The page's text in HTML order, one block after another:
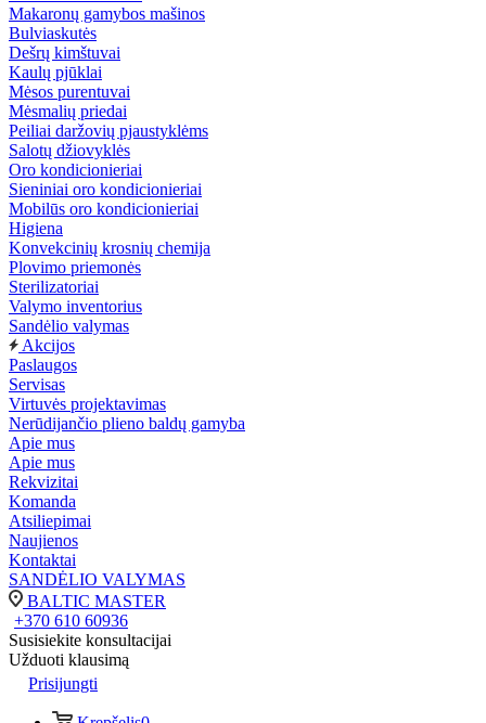
Makaronų gamybos mašinos
Bulviaskutės
Dešrų kimštuvai
Kaulų pjūklai
Mėsos purentuvai
Mėsmalių priedai
Peiliai daržovių pjaustyklėms
Salotų džiovyklės
Oro kondicionieriai
Sieniniai oro kondicionieriai
Mobilūs oro kondicionieriai
Higiena
Konvekcinių krosnių chemija
Plovimo priemonės
Sterilizatoriai
Valymo inventorius
Sandėlio valymas
Akcijos
Paslaugos
Servisas
Virtuvės projektavimas
Nerūdijančio plieno baldų gamyba
Apie mus
Apie mus
Rekvizitai
Komanda
Atsiliepimai
Naujienos
Kontaktai
SANDĖLIO VALYMAS
BALTIC MASTER
+370 610 60936
Susisiekite konsultacijai
Užduoti klausimą
Prisijungti